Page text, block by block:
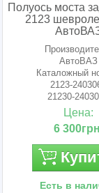
Полуось моста
2123
АвтоВАЗ
Каталожный
2123-
21230-
Цена:
6
Есть в